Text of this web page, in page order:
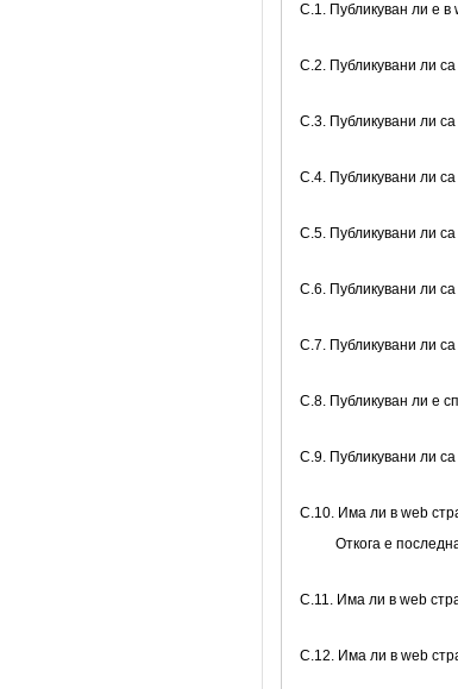
C.1. Публикуван ли е
C.2. Публикувани ли
C.3. Публикувани ли
C.4. Публикувани ли
C.5. Публикувани ли
C.6. Публикувани ли
C.7. Публикувани ли
C.8. Публикуван ли е
C.9. Публикувани ли
C.10. Има ли в web
Откога е
C.11. Има ли в web
C.12. Има ли в web